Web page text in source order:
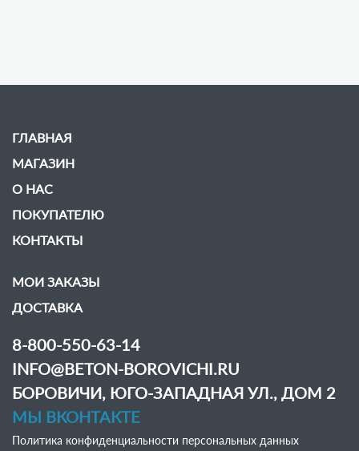
ГЛАВНАЯ
МАГАЗИН
О НАС
ПОКУПАТЕЛЮ
КОНТАКТЫ
МОИ ЗАКАЗЫ
ДОСТАВКА
8-800-550-63-14
INFO@BETON-BOROVICHI.RU
БОРОВИЧИ, ЮГО-ЗАПАДНАЯ УЛ., ДОМ 2
МЫ ВКОНТАКТЕ
Политика конфиденциальности персональных данных